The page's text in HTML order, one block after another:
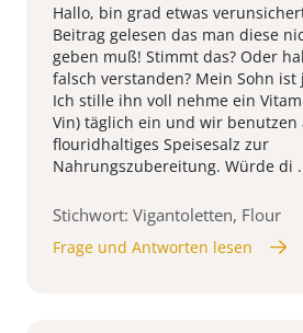
Hallo, bin grad etwas
Beitrag gelesen das man diese
geben muß! Stimmt das? Oder
falsch verstanden? Mein Sohn ist
Ich stille ihn voll nehme ein
Vin) täglich ein und wir benutzen
flouridhaltiges Speisesalz zur
Nahrungszubereitung. Würde di
Stichwort: Vigantoletten, Flour
Frage und Antworten lesen